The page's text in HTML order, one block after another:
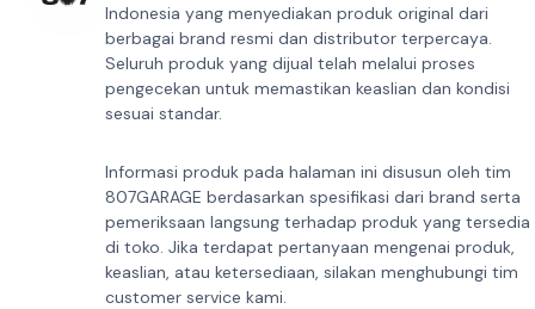
Indonesia yang menyediakan produk original dari
berbagai brand resmi dan distributor terpercaya.
Seluruh produk yang dijual telah melalui proses
pengecekan untuk memastikan keaslian dan kondisi
sesuai standar.
Informasi produk pada halaman ini disusun oleh tim
807GARAGE berdasarkan spesifikasi dari brand serta
pemeriksaan langsung terhadap produk yang tersedia
di toko. Jika terdapat pertanyaan mengenai produk,
keaslian, atau ketersediaan, silakan menghubungi tim
customer service kami.